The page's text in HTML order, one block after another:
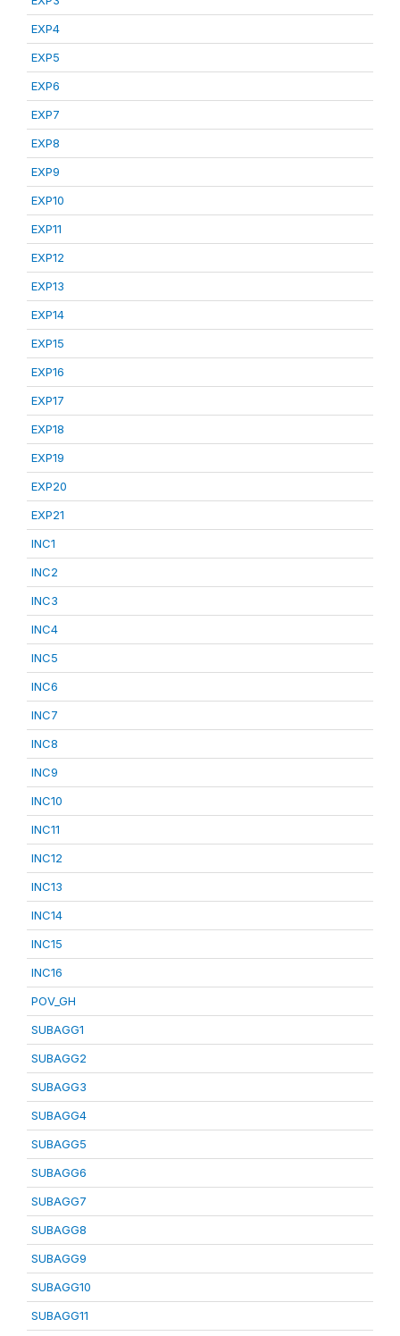
EXP4
EXP5
EXP6
EXP7
EXP8
EXP9
EXP10
EXP11
EXP12
EXP13
EXP14
EXP15
EXP16
EXP17
EXP18
EXP19
EXP20
EXP21
INC1
INC2
INC3
INC4
INC5
INC6
INC7
INC8
INC9
INC10
INC11
INC12
INC13
INC14
INC15
INC16
POV_GH
SUBAGG1
SUBAGG2
SUBAGG3
SUBAGG4
SUBAGG5
SUBAGG6
SUBAGG7
SUBAGG8
SUBAGG9
SUBAGG10
SUBAGG11